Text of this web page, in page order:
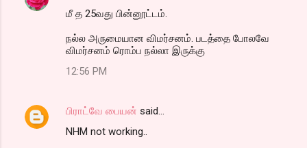
மீ த 25வது பின்னூட்டம்.
நல்ல அருமையான விமர்சனம். படத்தை போலவே
விமர்சனம் ரொம்ப நல்லா இருக்கு
12:56 PM
பிராட்வே பையன் said…
NHM not working..